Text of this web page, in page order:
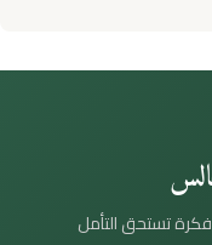
تستحق التأمل